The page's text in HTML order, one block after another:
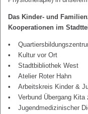
Das Kinder- und
Kooperationen im
Kultur vor Ort
Stadtbibliothek West
Atelier Roter Hahn
Arbeitskreis Kinder &
Verbund Übergang Kita
Jugendmedizinischer